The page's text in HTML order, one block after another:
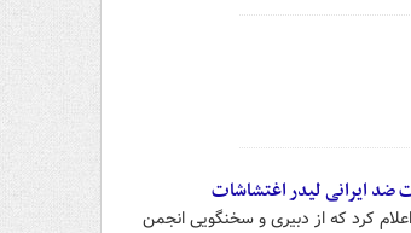
ضد ایرانی لیدر اغتشاشات
کرد که از دبیری و سخنگویی انجمن